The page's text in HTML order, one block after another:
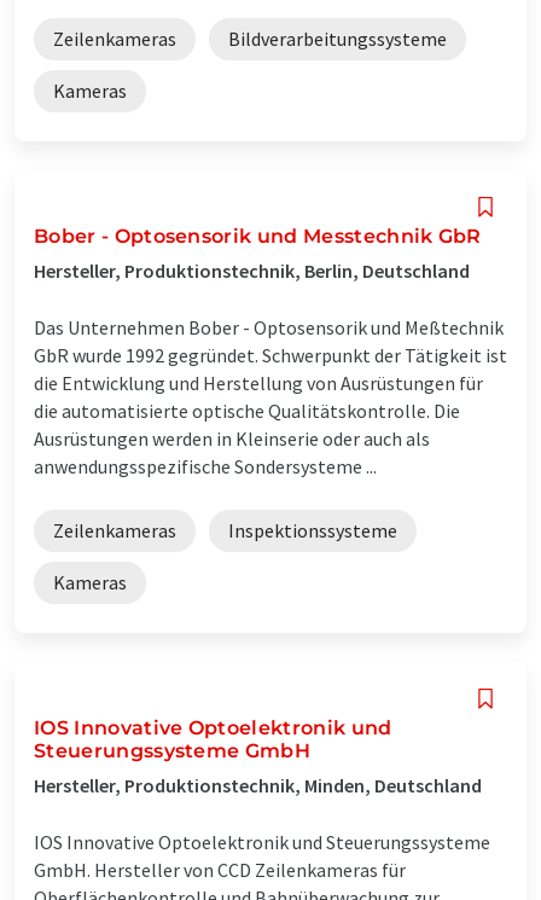
Zeilenkameras Bildverarbeitungssysteme
Kameras
Bober - Optosensorik und Messtechnik GbR
Hersteller, Produktionstechnik, Berlin, Deutschland
Das Unternehmen Bober - Optosensorik und Meßtechnik
GbR wurde 1992 gegründet. Schwerpunkt der Tätigkeit ist
die Entwicklung und Herstellung von Ausrüstungen für
die automatisierte optische Qualitätskontrolle. Die
Ausrüstungen werden in Kleinserie oder auch als
anwendungsspezifische Sondersysteme ...
Zeilenkameras Inspektionssysteme
Kameras
IOS Innovative Optoelektronik und
Steuerungssysteme GmbH
Hersteller, Produktionstechnik, Minden, Deutschland
IOS Innovative Optoelektronik und Steuerungssysteme
GmbH. Hersteller von CCD Zeilenkameras für